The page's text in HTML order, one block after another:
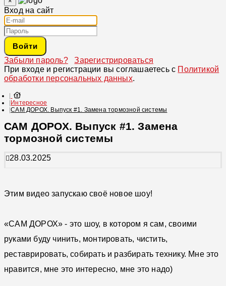
Вход на сайт
Войти
Забыли пароль?
Зарегистрироваться
При входе и регистрации вы соглашаетесь с Политикой
обработки персональных данных.
Интересное
САМ ДОРОХ. Выпуск #1. Замена тормозной системы
САМ ДОРОХ. Выпуск #1. Замена
тормозной системы
28.03.2025
Этим видео запускаю своё новое шоу!
«САМ ДОРОХ» - это шоу, в котором я сам, своими
руками буду чинить, монтировать, чистить,
реставрировать, собирать и разбирать технику. Мне это
нравится, мне это интересно, мне это надо)